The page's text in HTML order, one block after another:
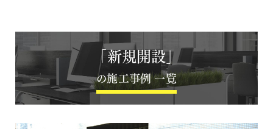
「新規開設」
の施工事例 一覧